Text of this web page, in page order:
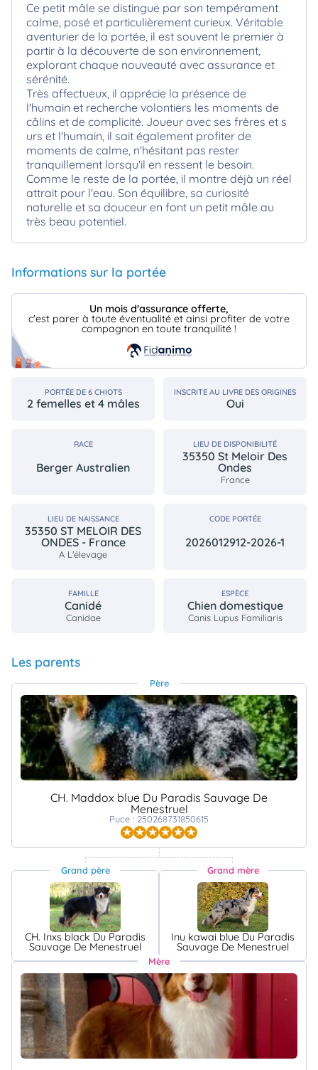
Ce petit mâle se distingue par son tempérament
calme, posé et particulièrement curieux. Véritable
aventurier de la portée, il est souvent le premier à
partir à la découverte de son environnement,
explorant chaque nouveauté avec assurance et
sérénité.
Très affectueux, il apprécie la présence de
l'humain et recherche volontiers les moments de
câlins et de complicité. Joueur avec ses frères et s
urs et l'humain, il sait également profiter de
moments de calme, n'hésitant pas rester
tranquillement lorsqu'il en ressent le besoin.
Comme le reste de la portée, il montre déjà un réel
attrait pour l'eau. Son équilibre, sa curiosité
naturelle et sa douceur en font un petit mâle au
très beau potentiel.
Informations sur la portée
PORTÉE DE 6 CHIOTS
2 femelles et 4 mâles
INSCRITE AU LIVRE DES ORIGINES
Oui
RACE
Berger Australien
LIEU DE DISPONIBILITÉ
35350 St Meloir Des
Ondes
France
Un mois d'assurance offerte,
c'est parer à toute éventualité et ainsi profiter de votre
compagnon en toute tranquilité !
LIEU DE NAISSANCE
35350 ST MELOIR DES
ONDES - France
A L'élevage
CODE PORTÉE
2026012912-2026-1
FAMILLE
Canidé
Canidae
ESPÈCE
Chien domestique
Canis Lupus Familiaris
Les parents
Père
CH. Maddox blue Du Paradis Sauvage De
Menestruel
Puce : 250268731850615
Grand père
CH. Inxs black Du Paradis
Sauvage De Menestruel
Grand mère
Inu kawai blue Du Paradis
Sauvage De Menestruel
Mère